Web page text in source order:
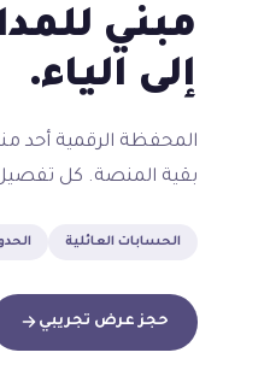
مبني
إلى الياء.
المحفظة الرقمية أحد
بقية المنصة. كل
الحسابات العائلية
حجز عرض تجريبي